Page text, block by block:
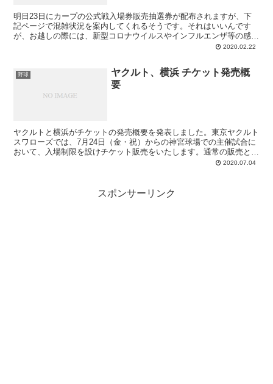
明日23日にカープの公式戦入場券販売抽選券が配布されますが、下
記ページで混雑状況を案内してくれるそうです。それはいいんです
が、お越しの際には、新型コロナウイルスやインフルエンザ等の感染
症予防のため、周りの方との距離を大きく(出来れば2ｍ以上...2020.02.22
野球
ヤクルト、横浜 チケット発売概
要
ヤクルトと横浜がチケットの発売概要を発表しました。東京ヤクルト
スワローズでは、7月24日（金・祝）からの神宮球場での主催試合に
おいて、入場制限を設けチケット販売をいたします。通常の販売とは
異なり、チケットの販売方法、お客様への提供サービス等...2020.07.04
スポンサーリンク